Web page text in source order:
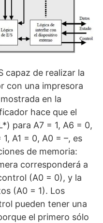
capaz de realizar la
con una impresora
en la
hace que el
para A7 = 1, A6 = 0,
A1 = 0, A0 = –, es
de memoria:
corresponderá a
(A0 = 0), y la
(A0 = 1). Los
pueden tener una
el primero sólo